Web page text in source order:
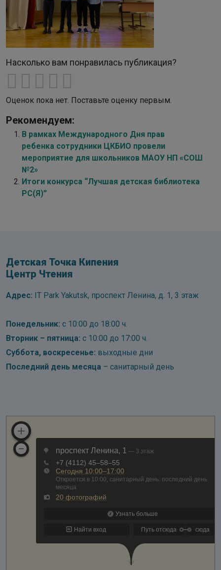
Насколько вам понравилась публикация?
Оценок пока нет. Поставьте оценку первым.
Рекомендуем:
В рамках Международного Дня прав
ребенка сотрудники ЦКБИО провели
мероприятие для школьников МАОУ НП «СОШ
№2»
Итоги конкурса “Лучшая детская библиотека
РС(Я)”
Детская Точка Кипения
Центр Чтения
Адрес: IT Park Yakutsk, проспект Ленина, д. 1, 3 этаж
Понедельник: с 10:00 до 18:00 ч.
Вторник – пятница: с 10:00 до 17:00 ч.
Суббота, воскресенье: выходные дни
Последний день месяца – санитарный день